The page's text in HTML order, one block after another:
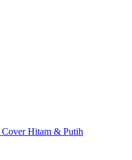
Hitam & Putih